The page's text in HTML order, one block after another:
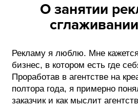
О занятии
Рекламу я люблю. Мне
бизнес, в котором есть где
Проработав в агентстве на
полтора года, я примерно
заказчик и как мыслит